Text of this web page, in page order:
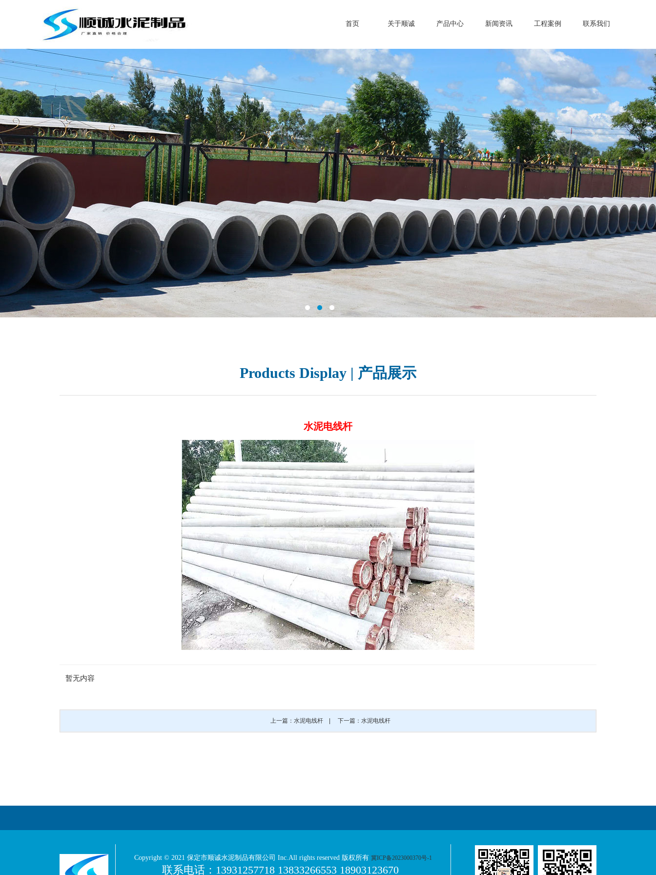
首页 关于顺诚 产品中心 新闻资讯 工程案例 联系我们
Products Display | 产品展示
水泥电线杆
暂无内容
上一篇：水泥电线杆 下一篇：水泥电线杆
Copyright © 2021 保定市顺诚水泥制品有限公司 Inc.All rights reserved 版权所有 冀ICP备2023000370号-1
联系电话：13931257718 13833266553 18903123670